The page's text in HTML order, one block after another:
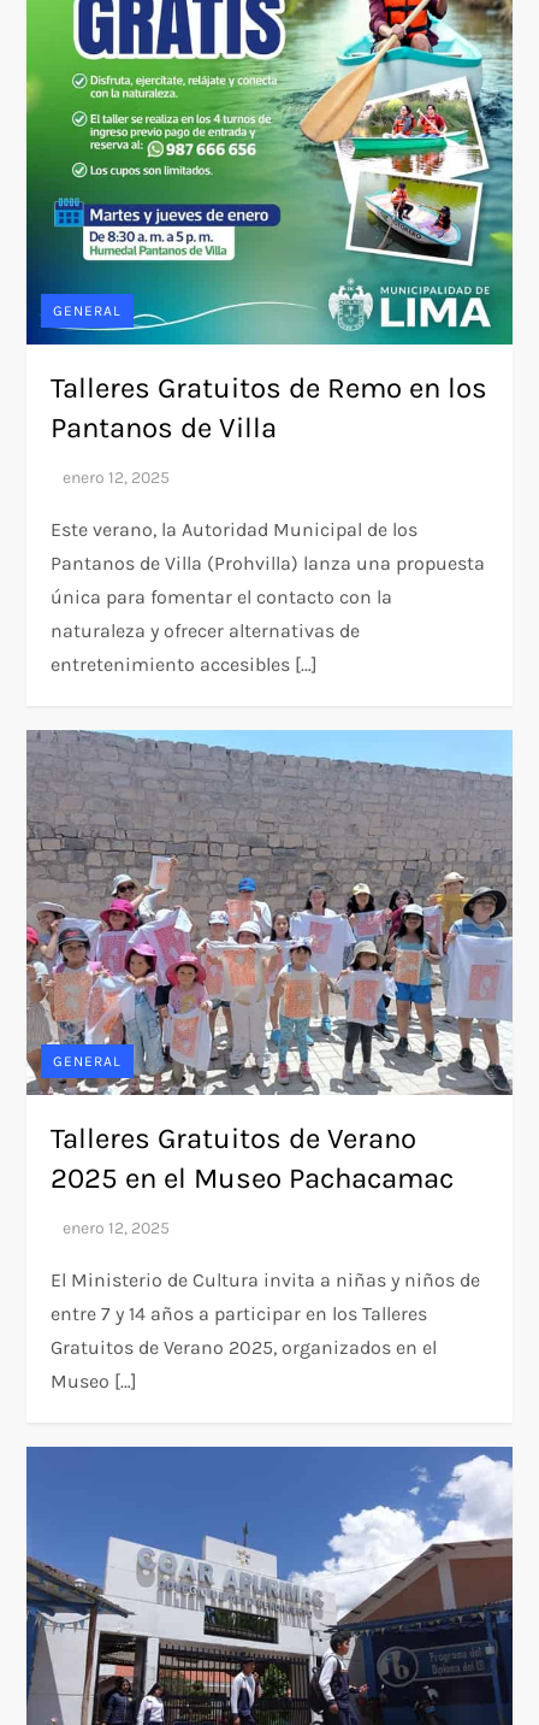
GENERAL
Talleres Gratuitos de Remo en los
Pantanos de Villa
Este verano, la Autoridad Municipal de los
Pantanos de Villa (Prohvilla) lanza una propuesta
única para fomentar el contacto con la
naturaleza y ofrecer alternativas de
entretenimiento accesibles […]
GENERAL
Talleres Gratuitos de Verano
2025 en el Museo Pachacamac
El Ministerio de Cultura invita a niñas y niños de
entre 7 y 14 años a participar en los Talleres
Gratuitos de Verano 2025, organizados en el
Museo […]